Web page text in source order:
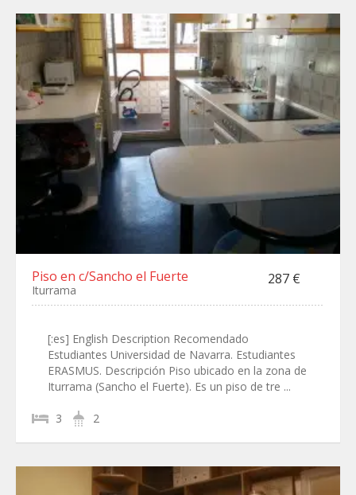
Piso en c/Sancho el Fuerte 287 €
Iturrama
[:es] English Description Recomendado
Estudiantes Universidad de Navarra. Estudiantes
ERASMUS. Descripción Piso ubicado en la zona de
Iturrama (Sancho el Fuerte). Es un piso de tre ...
3 2